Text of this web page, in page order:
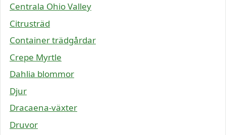
Centrala Ohio Valley
Citrusträd
Container trädgårdar
Crepe Myrtle
Dahlia blommor
Djur
Dracaena-växter
Druvor